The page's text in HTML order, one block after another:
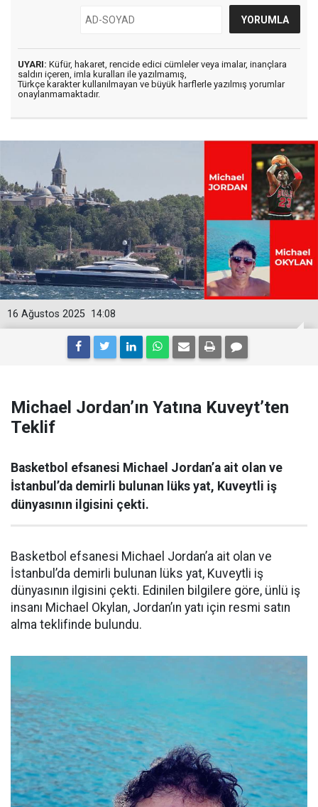
UYARI: Küfür, hakaret, rencide edici cümleler veya imalar, inançlara
saldırı içeren, imla kuralları ile yazılmamış,
Türkçe karakter kullanılmayan ve büyük harflerle yazılmış yorumlar
onaylanmamaktadır.
14:08
16 Ağustos 2025
Michael Jordan’ın Yatına Kuveyt’ten
Teklif
Basketbol efsanesi Michael Jordan’a ait olan ve
İstanbul’da demirli bulunan lüks yat, Kuveytli iş
dünyasının ilgisini çekti.
Basketbol efsanesi Michael Jordan’a ait olan ve
İstanbul’da demirli bulunan lüks yat, Kuveytli iş
dünyasının ilgisini çekti. Edinilen bilgilere göre, ünlü iş
insanı Michael Okylan, Jordan’ın yatı için resmi satın
alma teklifinde bulundu.